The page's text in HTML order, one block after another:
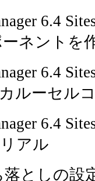
6.4
ネントを
6.4
ルーセル
6.4
アル
落としの設